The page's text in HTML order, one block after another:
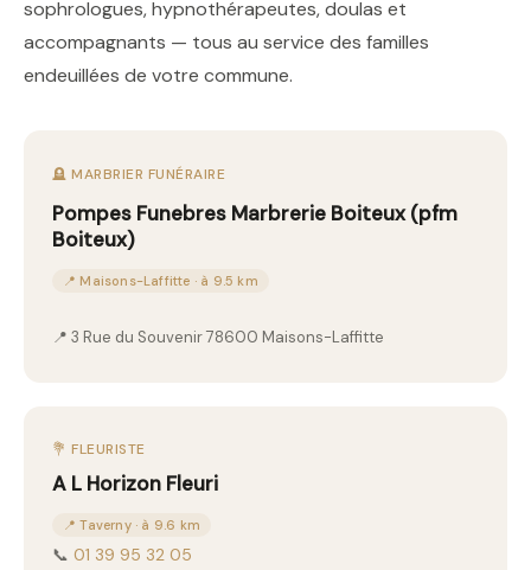
sophrologues, hypnothérapeutes, doulas et
accompagnants — tous au service des familles
endeuillées de votre commune.
🪦 MARBRIER FUNÉRAIRE
Pompes Funebres Marbrerie Boiteux (pfm
Boiteux)
📍 Maisons-Laffitte · à 9.5 km
📍 3 Rue du Souvenir 78600 Maisons-Laffitte
💐 FLEURISTE
A L Horizon Fleuri
📍 Taverny · à 9.6 km
📞 01 39 95 32 05